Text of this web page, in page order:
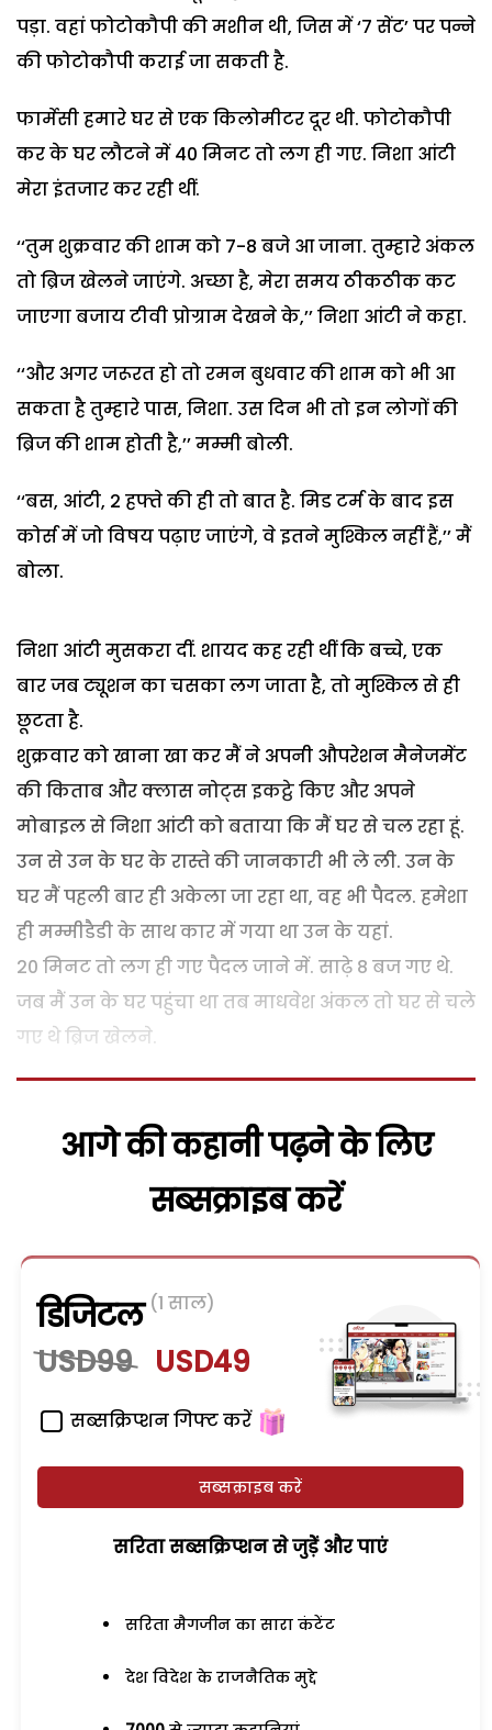
पड़ा. वहां फोटोकौपी की मशीन थी, जिस में ‘7 सेंट’ पर पन्ने
की फोटोकौपी कराई जा सकती है.
फार्मेसी हमारे घर से एक किलोमीटर दूर थी. फोटोकौपी
कर के घर लौटने में 40 मिनट तो लग ही गए. निशा आंटी
मेरा इंतजार कर रही थीं.
‘‘तुम शुक्रवार की शाम को 7-8 बजे आ जाना. तुम्हारे अंकल
तो ब्रिज खेलने जाएंगे. अच्छा है, मेरा समय ठीकठीक कट
जाएगा बजाय टीवी प्रोग्राम देखने के,’’ निशा आंटी ने कहा.
‘‘और अगर जरूरत हो तो रमन बुधवार की शाम को भी आ
सकता है तुम्हारे पास, निशा. उस दिन भी तो इन लोगों की
ब्रिज की शाम होती है,’’ मम्मी बोली.
‘‘बस, आंटी, 2 हफ्ते की ही तो बात है. मिड टर्म के बाद इस
कोर्स में जो विषय पढ़ाए जाएंगे, वे इतने मुश्किल नहीं हैं,’’ मैं
बोला.
निशा आंटी मुसकरा दीं. शायद कह रही थीं कि बच्चे, एक
बार जब ट्यूशन का चसका लग जाता है, तो मुश्किल से ही
छूटता है.
शुक्रवार को खाना खा कर मैं ने अपनी औपरेशन मैनेजमेंट
की किताब और क्लास नोट्स इकट्ठे किए और अपने
मोबाइल से निशा आंटी को बताया कि मैं घर से चल रहा हूं.
उन से उन के घर के रास्ते की जानकारी भी ले ली. उन के
घर मैं पहली बार ही अकेला जा रहा था, वह भी पैदल. हमेशा
ही मम्मीडैडी के साथ कार में गया था उन के यहां.
20 मिनट तो लग ही गए पैदल जाने में. साढ़े 8 बज गए थे.
जब मैं उन के घर पहुंचा था तब माधवेश अंकल तो घर से चले
गए थे ब्रिज खेलने.
आगे की कहानी पढ़ने के लिए
सब्सक्राइब करें
डिजिटल (1 साल)
USD99 USD49
सब्सक्रिप्शन गिफ्ट करें
सब्सक्राइब करें
सरिता सब्सक्रिप्शन से जुड़ेें और पाएं
सरिता मैगजीन का सारा कंटेंट
देश विदेश के राजनैतिक मुद्दे